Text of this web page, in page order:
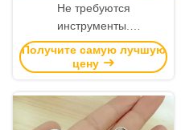
Не требуются
инструменты.
Никелированная латунная
застежка-бабочка для
мм/10 мм/12 мм для
надежной фиксации
Получите самую лучшую
цену